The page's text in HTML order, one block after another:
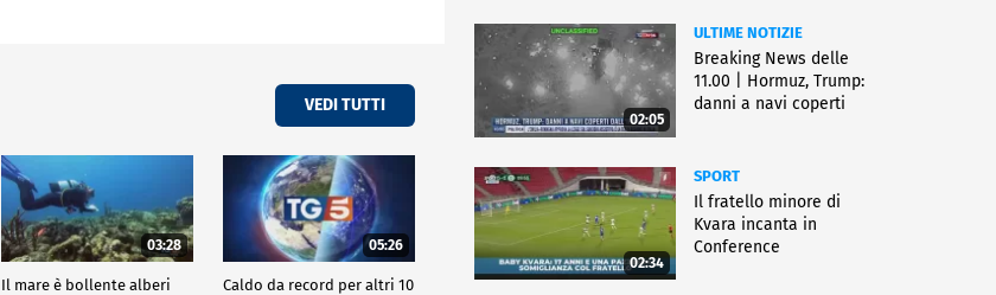
VEDI TUTTI
03:28
Il mare è bollente alberi
05:26
Caldo da record per altri 10
02:05
ULTIME NOTIZIE
Breaking News delle
11.00 | Hormuz, Trump:
danni a navi coperti
02:34
SPORT
Il fratello minore di
Kvara incanta in
Conference